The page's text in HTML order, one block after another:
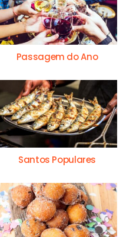
Passagem do Ano
Santos Populares